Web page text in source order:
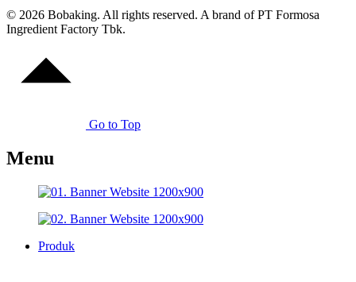
© 2026 Bobaking. All rights reserved. A brand of PT Formosa
Ingredient Factory Tbk.
Go to Top
Menu
Produk